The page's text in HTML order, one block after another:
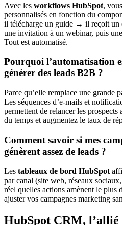
Avec les workflows HubSpot,
personnalisés en fonction du
il télécharge un guide → il reçoit un
une invitation à un webinar, puis
Tout est automatisé.
Pourquoi l’automatisation
générer des leads B2B ?
Parce qu’elle remplace une grande
Les séquences d’e-mails et
permettent de relancer les
du temps et augmentez le taux de
Comment savoir si mes
génèrent assez de leads ?
Les tableaux de bord HubSpot
par canal (site web, réseaux
réel quelles actions amènent le plus
ajuster vos campagnes marketing
HubSpot CRM,